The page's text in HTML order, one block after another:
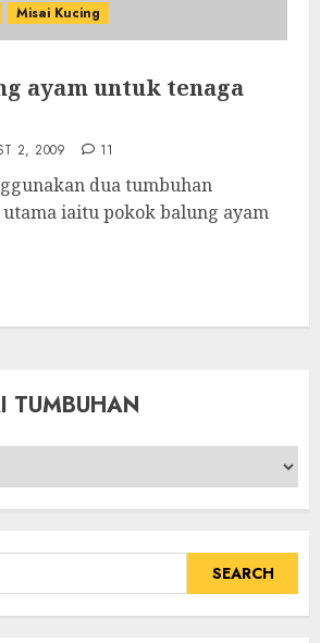
Misai Kucing
ayam untuk tenaga
2, 2009 11
dua tumbuhan
iaitu pokok balung ayam
TUMBUHAN